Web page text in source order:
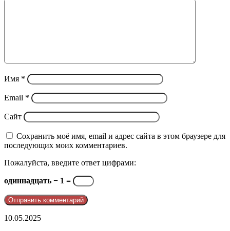
Имя *
Email *
Сайт
Сохранить моё имя, email и адрес сайта в этом браузере для
последующих моих комментариев.
Пожалуйста, введите ответ цифрами:
одиннадцать − 1 =
telegram
10.05.2025